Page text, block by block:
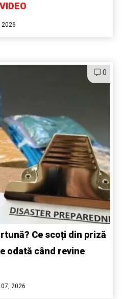
VIDEO
2026
0
Ce scoți din priză
odată când revine
2026